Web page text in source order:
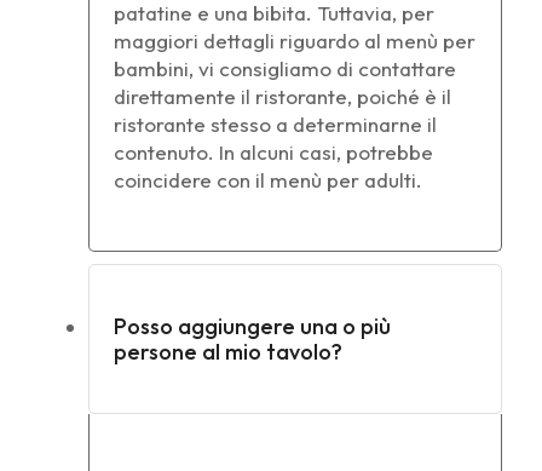
patatine e una bibita. Tuttavia, per
maggiori dettagli riguardo al menù per
bambini, vi consigliamo di contattare
direttamente il ristorante, poiché è il
ristorante stesso a determinarne il
contenuto. In alcuni casi, potrebbe
coincidere con il menù per adulti.
Posso aggiungere una o più
persone al mio tavolo?